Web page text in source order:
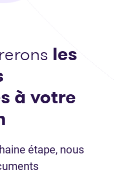
les
à votre
étape, nous